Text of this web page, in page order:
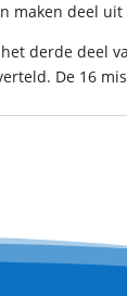
maken deel
derde deel
De 16